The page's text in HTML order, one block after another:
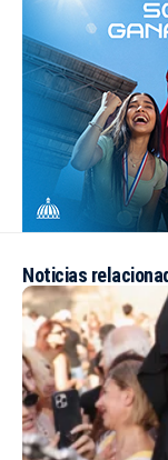
Noticias